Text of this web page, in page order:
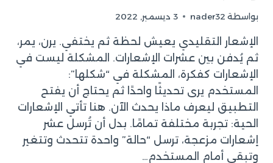
بواسطة nader32 3 ديسمبر, 2022
الإشعار التقليدي يعيش لحظة ثم يختفي. يرن، يمر،
ثم يُدفن بين عشرات الإشعارات. المشكلة ليست في
الإشعارات كفكرة، المشكلة في “شكلها”:
المستخدم يرى تحديثًا واحدًا ثم يحتاج أن يفتح
التطبيق ليعرف ماذا يحدث الآن. هنا تأتي الإشعارات
الحية: تجربة مختلفة تمامًا. بدل أن تُرسل عشر
إشعارات مزعجة، ترسل “حالة” واحدة تتحدث وتتغير
وتبقى أمام المستخدم…